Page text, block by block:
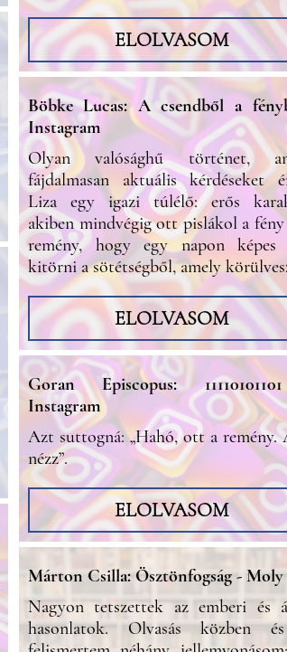
ELOLVASOM
Böbke Lucas: A csendből a
Instagram
Olyan valósághű történet,
fájdalmasan aktuális kérdéseket
Liza egy igazi túlélő: erős
akiben mindvégig ott pislákol a fény
remény, hogy egy napon képes
kitörni a sötétségből, amely
ELOLVASOM
Goran Episcopus:
Instagram
Azt suttogná: „Hahó, ott a remény.
nézz”.
ELOLVASOM
Márton Csilla: Ösztönfogság - Moly
Nagyon tetszettek az emberi és
hasonlatok. Olvasás közben